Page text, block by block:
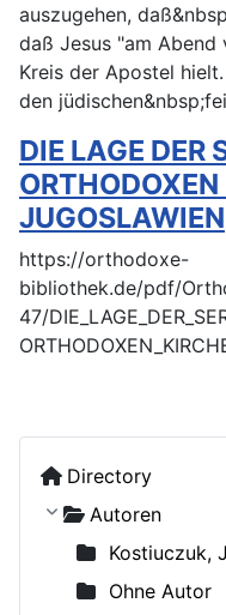
Directory
Autoren
Kostiuczuk,
Ohne Autor
auszugehen,
daß Jesus "am Abend
Kreis der Apostel
den
DIE LAGE DER
JUGOSLAWIEN
https://orthodoxe-
bibliothek.de/pdf/
47/